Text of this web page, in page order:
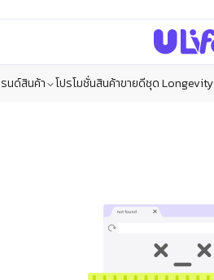
นด์สินค้า โปรโมชั่นสินค้าขายดีชุด Longevity